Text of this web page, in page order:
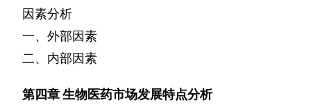
因素分析
一、外部因素
二、内部因素
第四章生物医药市场发展特点分析